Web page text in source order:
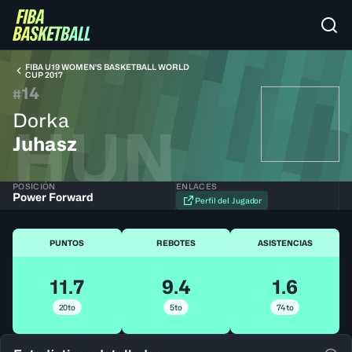
FIBA U19 WOMEN'S BASKETBALL WORLD
CUP 2017
#14
Dorka
Juhasz
HUN
POSICIÓN
Power Forward
ENLACES
Perfil del Jugador
PUNTOS
11.7
20to
REBOTES
9.4
5to
ASISTENCIAS
1.6
74to